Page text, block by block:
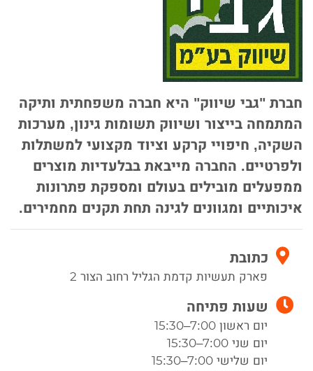
שירות ואחריות
צור קשר
חברת "גבי שיווק" היא חברה משפחתית ותיקה
המתמחה בייצור ושיווק תשומות גינון, מערכות
השקיה, חיפויי קרקע וציוד מקצועי למשתלות
ולפרטיים. החברה מייבאת בבלעדיות מוצרים
ממפעלים מובילים בעולם ומספקת פתרונות
איכותיים ומגוונים לגינה תחת תקנים מחמירים.
כתובת
פארק תעשיות קדמת הגליל רחוב הצור 2
שעות פתיחה
יום ראשון 7:00–15:30
יום שני 7:00–15:30
יום שלישי 7:00–15:30